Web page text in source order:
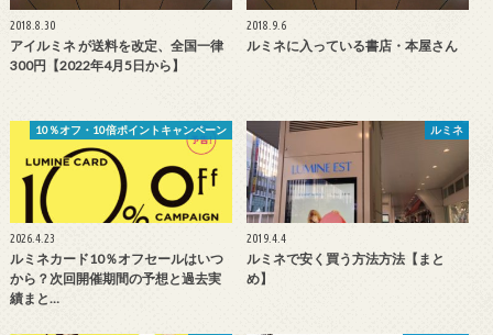
2018.8.30
アイルミネ が送料を改定、全国一律
300円【2022年4月5日から】
2018.9.6
ルミネに入っている書店・本屋さん
10％オフ・10倍ポイントキャンペーン
2026.4.23
ルミネカード10％オフセールはいつ
から？次回開催期間の予想と過去実
績まと…
ルミネ
2019.4.4
ルミネで安く買う方法方法【まと
め】